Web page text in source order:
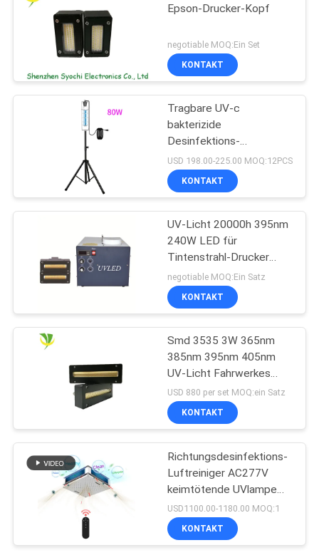
Epson-Drucker-Kopf
negotiable MOQ:Ein Set
KONTAKT
Tragbare UV-c
bakterizide
Desinfektions-
keimtötende UVbirne des
Sterilisator-UV-Licht-
254nm
USD 198.00-225.00 MOQ:12PCS
KONTAKT
UV-Licht 20000h 395nm
240W LED für
Tintenstrahl-Drucker
Machine
negotiable MOQ:Ein Satz
KONTAKT
Smd 3535 3W 365nm
385nm 395nm 405nm
UV-Licht Fahrwerkes
LED
USD 880 per set MOQ:ein Satz
KONTAKT
Richtungsdesinfektions-
Luftreiniger AC277V
keimtötende UVlampe
150W Omni
USD1100.00-1180.00 MOQ:1
KONTAKT